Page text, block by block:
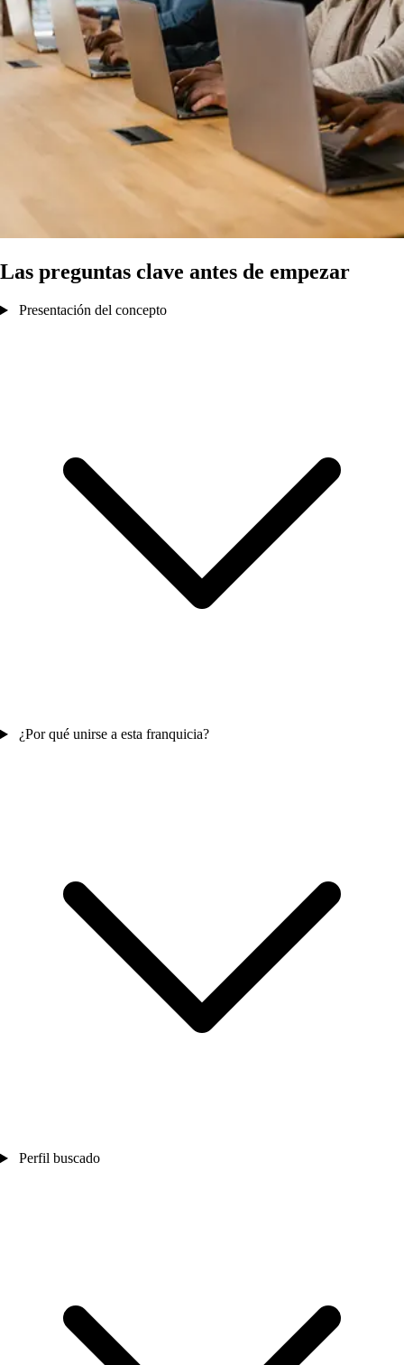
Las preguntas clave antes de empezar
Presentación del concepto
¿Por qué unirse a esta franquicia?
Perfil buscado